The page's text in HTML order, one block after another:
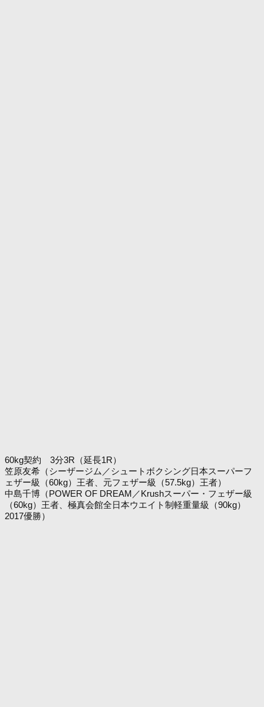
60kg契約 3分3R（延長1R）
笠原友希（シーザージム／シュートボクシング日本スーパーフ
ェザー級（60kg）王者、元フェザー級（57.5kg）王者）
中島千博（POWER OF DREAM／Krushスーパー・フェザー級
（60kg）王者、極真会館全日本ウエイト制軽重量級（90kg）
2017優勝）